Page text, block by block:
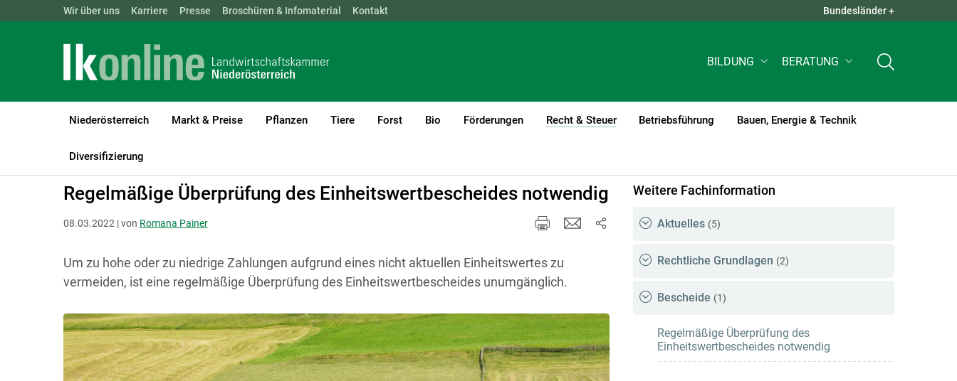
Landwirtschaftskammern: ÖSTERREICH BGLD KTN NÖ OÖ SBG QUICK LINKS +
Wir über uns Karriere Presse Broschüren & Infomaterial Kontakt Bundesländer +
BILDUNG BERATUNG
Niederösterreich Markt & Preise Pflanzen Tiere Forst Bio Förderungen Recht & Steuer
(current)1
Betriebsführung Bauen, Energie & Technik
Diversifizierung
LK Niederösterreich
Regelmäßige Überprüfung des Einheitswertbescheides notwendig
08.03.2022 | von Romana Painer
Um zu hohe oder zu niedrige Zahlungen aufgrund eines nicht aktuellen Einheitswertes zu
vermeiden, ist eine regelmäßige Überprüfung des Einheitswertbescheides unumgänglich.
Weitere Fachinformation
Aktuelles (5)
Rechtliche Grundlagen (2)
Bescheide (1)
Regelmäßige Überprüfung des
Einheitswertbescheides notwendig